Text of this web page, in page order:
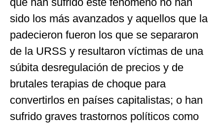
sido los más avanzados y aquellos que la
padecieron fueron los que se separaron
de la URSS y resultaron víctimas de una
súbita desregulación de precios y de
brutales terapias de choque para
convertirlos en países capitalistas; o han
sufrido graves trastornos políticos como